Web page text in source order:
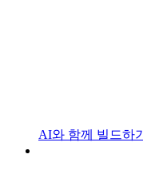
AI와 함께 빌드하기